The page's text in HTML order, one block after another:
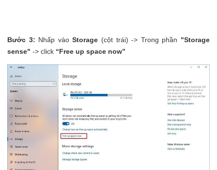
Bước 3: Nhấp vàoStorage (cột trái) -> Trong phần "Storage
sense" -> click “Free up space now”